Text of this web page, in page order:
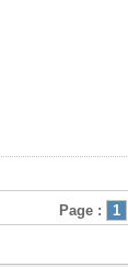
Page : 1